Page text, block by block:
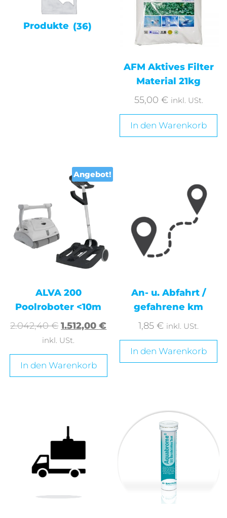
Produkte (36)
AFM Aktives Filter
Material 21kg
55,00 € inkl. USt.
In den Warenkorb
Angebot!
ALVA 200
Poolroboter <10m
2.042,40€ 1.512,00€
inkl. USt.
In den Warenkorb
An- u. Abfahrt /
gefahrene km
1,85€ inkl. USt.
In den Warenkorb